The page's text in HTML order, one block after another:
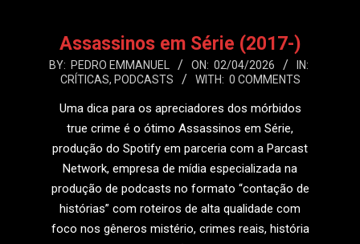
Assassinos em Série (2017-)
2026-
04-
02
BY: PEDRO EMMANUEL ON: 02/04/2026
IN:
CRÍTICAS, PODCASTS WITH: 0 COMMENTS
Uma dica para os apreciadores dos mórbidos
true crime é o ótimo Assassinos em Série,
produção do Spotify em parceria com a Parcast
Network, empresa de mídia especializada na
produção de podcasts no formato “contação de
histórias” com roteiros de alta qualidade com
foco nos gêneros mistério, crimes reais, história